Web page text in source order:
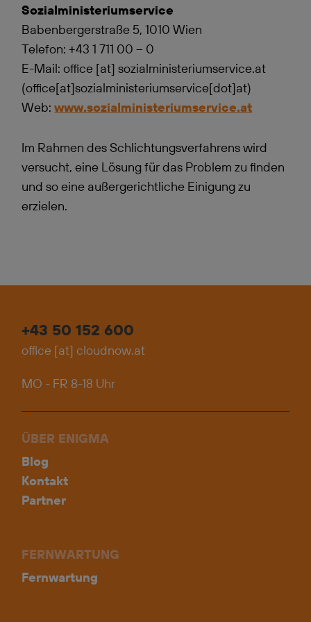
Sozialministeriumservice
Babenbergerstraße 5, 1010 Wien
Telefon: +43 1 711 00 – 0
E-Mail:office [at]sozialministeriumservice.at
(office[at]sozialministeriumservice[dot]at)
Web:www.sozialministeriumservice.at
Im Rahmen des Schlichtungsverfahrens wird
versucht, eine Lösung für das Problem zu finden
und so eine außergerichtliche Einigung zu
erzielen.
+43 50 152 600
office [at]cloudnow.at
MO - FR 8-18 Uhr
ÜBER ENIGMA
Blog
Kontakt
Partner
FERNWARTUNG
Fernwartung